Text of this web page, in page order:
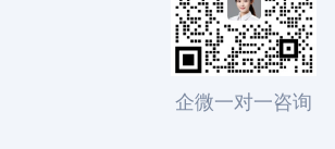
企微一对一咨询